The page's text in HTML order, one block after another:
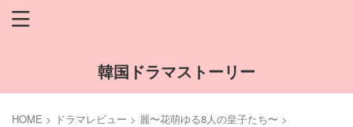
韓国ドラマストーリー
HOME > ドラマレビュー > 麗〜花萌ゆる8人の皇子たち〜 >